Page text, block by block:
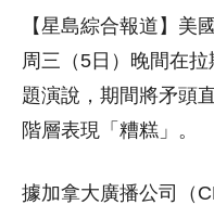
【星島綜合報道】美
周三（5日）晚間在
題演說，期間將矛頭
階層表現「糟糕」。
據加拿大廣播公司（